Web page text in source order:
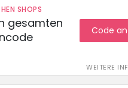
SHOPS
gesamten
WEITERE
Code